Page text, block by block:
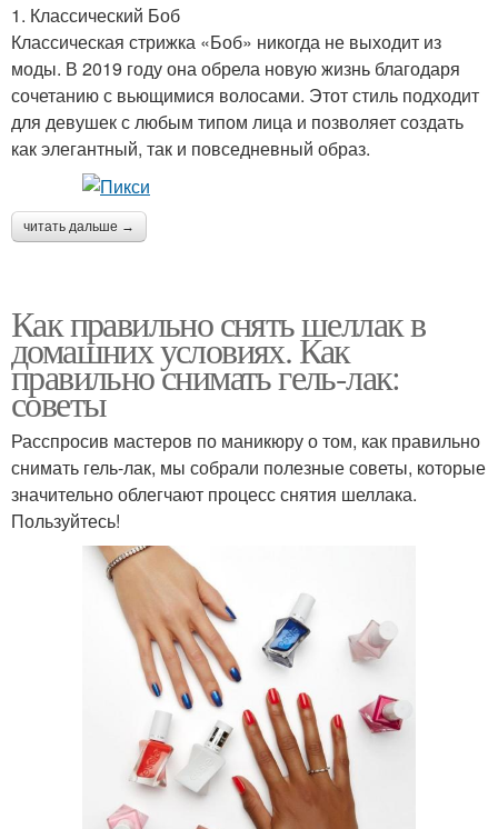
1. Классический Боб
Классическая стрижка «Боб» никогда не выходит из
моды. В 2019 году она обрела новую жизнь благодаря
сочетанию с вьющимися волосами. Этот стиль подходит
для девушек с любым типом лица и позволяет создать
как элегантный, так и повседневный образ.
читать дальше →
Как правильно снять шеллак в
домашних условиях. Как
правильно снимать гель-лак:
советы
Расспросив мастеров по маникюру о том, как правильно
снимать гель-лак, мы собрали полезные советы, которые
значительно облегчают процесс снятия шеллака.
Пользуйтесь!